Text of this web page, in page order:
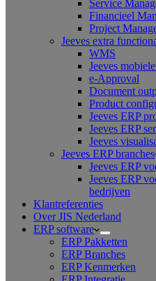
Service
Financieel
Project
Jeeves extra
WMS
Jeeves
e-Approval
Document
Product
Jeeves ERP
Jeeves ERP
Jeeves
Jeeves ERP branches
Jeeves ERP
Jeeves ERP
bedrijven
Klantreferenties
Over JIS Nederland
ERP software
ERP Pakketten
ERP Branches
ERP Kenmerken